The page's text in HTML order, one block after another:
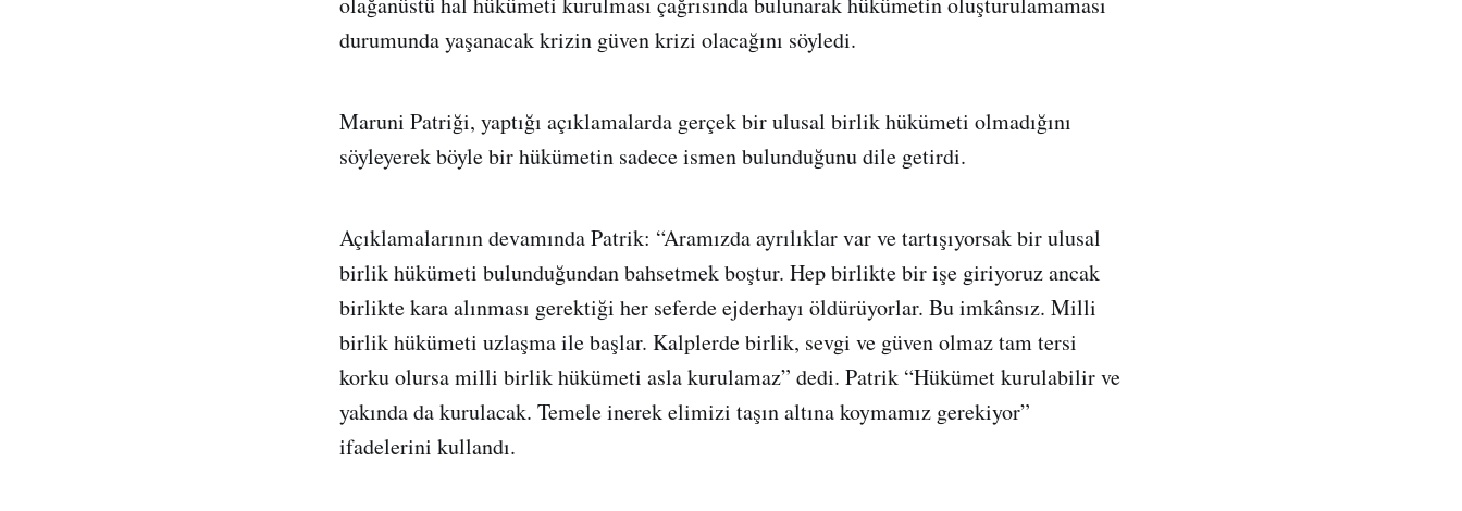
durumunda yaşanacak krizin güven krizi olacağını söyledi.
Maruni Patriği, yaptığı açıklamalarda gerçek bir ulusal birlik hükümeti olmadığını
söyleyerek böyle bir hükümetin sadece ismen bulunduğunu dile getirdi.
Açıklamalarının devamında Patrik: “Aramızda ayrılıklar var ve tartışıyorsak bir ulusal
birlik hükümeti bulunduğundan bahsetmek boştur. Hep birlikte bir işe giriyoruz ancak
birlikte kara alınması gerektiği her seferde ejderhayı öldürüyorlar. Bu imkânsız. Milli
birlik hükümeti uzlaşma ile başlar. Kalplerde birlik, sevgi ve güven olmaz tam tersi
korku olursa milli birlik hükümeti asla kurulamaz” dedi. Patrik “Hükümet kurulabilir ve
yakında da kurulacak. Temele inerek elimizi taşın altına koymamız gerekiyor”
ifadelerini kullandı.